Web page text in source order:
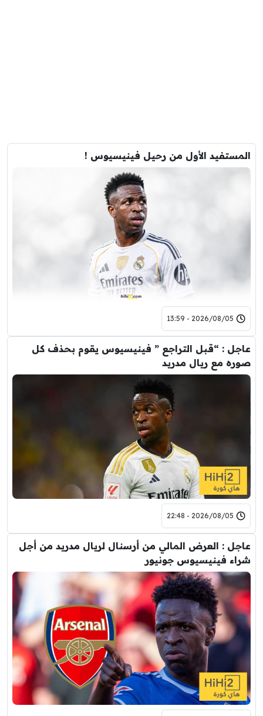
المستفيد الأول من رحيل فينيسيوس !
2026/08/05 - 13:59
عاجل : “قبل التراجع ” فينيسيوس يقوم بحذف كل
صوره مع ريال مدريد
2026/08/05 - 22:48
عاجل : العرض المالي من أرسنال لريال مدريد من أجل
شراء فينيسيوس جونيور